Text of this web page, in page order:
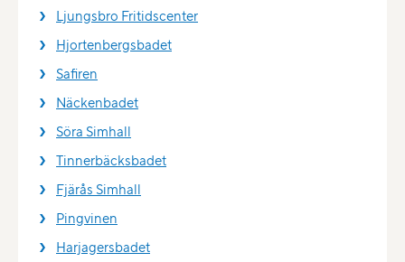
Ljungsbro Fritidscenter
Hjortenbergsbadet
Safiren
Näckenbadet
Söra Simhall
Tinnerbäcksbadet
Fjärås Simhall
Pingvinen
Harjagersbadet